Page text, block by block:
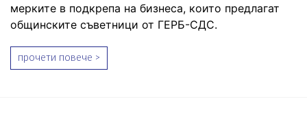
мерките в подкрепа на бизнеса, които предлагат
общинските съветници от ГЕРБ-СДС.
прочети повече >